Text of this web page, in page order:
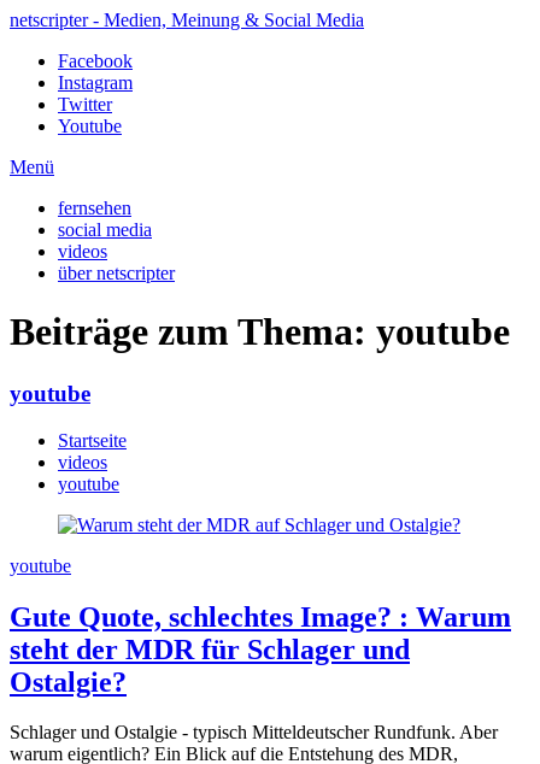
netscripter - Medien, Meinung & Social Media
Facebook
Instagram
Twitter
Youtube
Menü
fernsehen
social media
videos
über netscripter
Beiträge zum Thema: youtube
youtube
Startseite
videos
youtube
youtube
Gute Quote, schlechtes Image? : Warum
steht der MDR für Schlager und
Ostalgie?
Schlager und Ostalgie - typisch Mitteldeutscher Rundfunk. Aber
warum eigentlich? Ein Blick auf die Entstehung des MDR,